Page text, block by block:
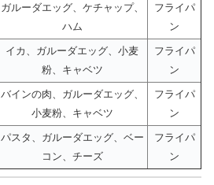
ガルーダエッグ、ケチャップ、
ハム
フライパ
ン
イカ、ガルーダエッグ、小麦
粉、キャベツ
フライパ
ン
バインの肉、ガルーダエッグ、
小麦粉、キャベツ
フライパ
ン
パスタ、ガルーダエッグ、ベー
コン、チーズ
フライパ
ン